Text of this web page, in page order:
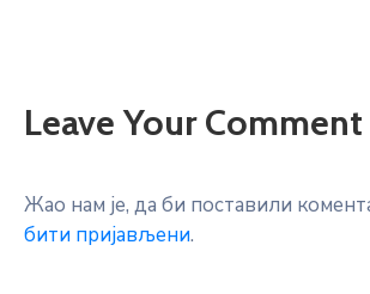
Leave Your Comment
Жао нам је, да би поставили
бити пријављени.